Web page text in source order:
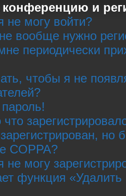
и
не могу войти?
вообще нужно
периодически
чтобы я не
что
но
COPPA?
не могу
функция